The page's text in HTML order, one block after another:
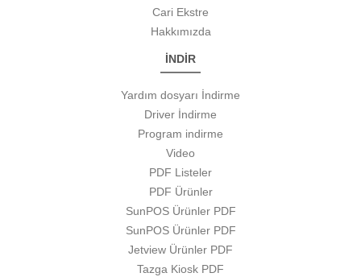
Cari Ekstre
Hakkımızda
İNDİR
Yardım dosyarı İndirme
Driver İndirme
Program indirme
Video
PDF Listeler
PDF Ürünler
SunPOS Ürünler PDF
SunPOS Ürünler PDF
Jetview Ürünler PDF
Tazga Kiosk PDF